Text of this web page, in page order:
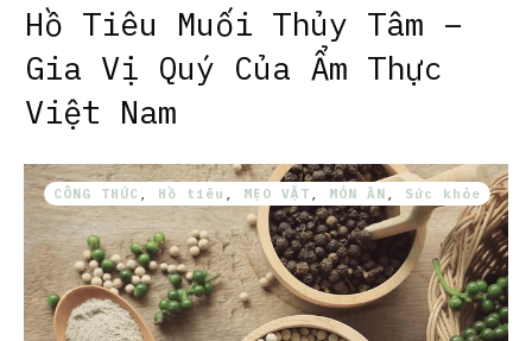
Hồ Tiêu Muối Thủy Tâm –
Gia Vị Quý Của Ẩm Thực
Việt Nam
CÔNG THỨC Hồ tiêu MẸO VẶT MÓN ĂN Sức khỏe